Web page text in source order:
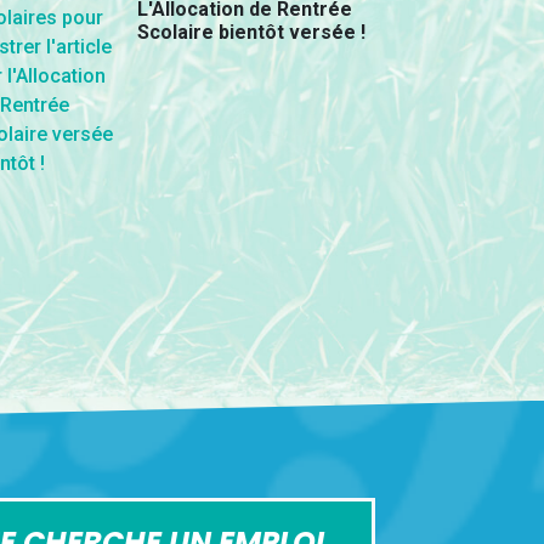
L'Allocation de Rentrée
Scolaire bientôt versée !